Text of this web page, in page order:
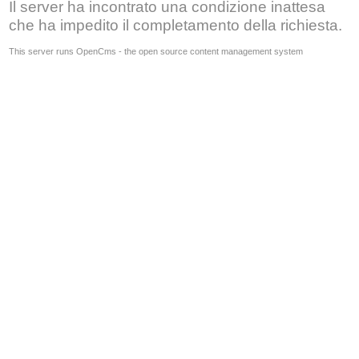
Il server ha incontrato una condizione inattesa
che ha impedito il completamento della richiesta.
This server runs OpenCms - the open source content management system